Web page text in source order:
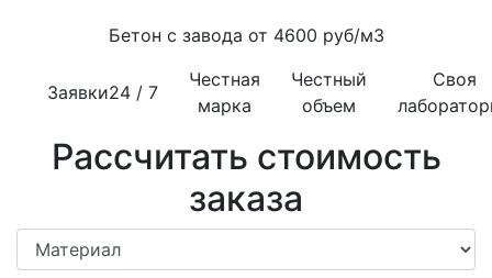
Бетон с завода от 4600 руб/м3
Заявки24 / 7
Честная
марка
Честный
объем
Своя
Рассчитать стоимость
заказа